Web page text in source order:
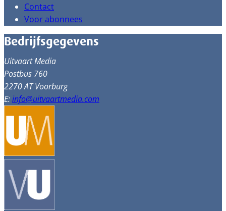
Contact
Voor abonnees
Bedrijfsgegevens
Uitvaart Media
Postbus 760
2270 AT Voorburg
E:info@uitvaartmedia.com